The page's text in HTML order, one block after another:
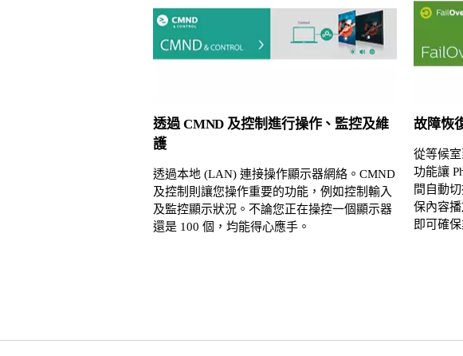
透過 CMND 及控制進行操作、監控及維
護
透過本地 (LAN) 連接操作顯示器網絡。CMND
及控制則讓您操作重要的功能，例如控制輸入
及監控顯示狀況。不論您正在操控一個顯示器
還是 100 個，均能得心應手。
故障恢
從等候
功能讓
間自動
保內容
即可確